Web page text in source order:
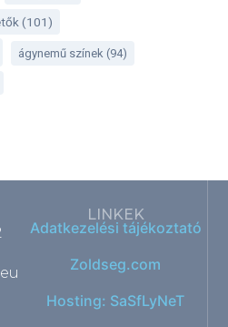
(101)
ágynemű színek (94)
LINKEK
Adatkezelési tájékoztató
Zoldseg.com
Hosting: SaSfLyNeT